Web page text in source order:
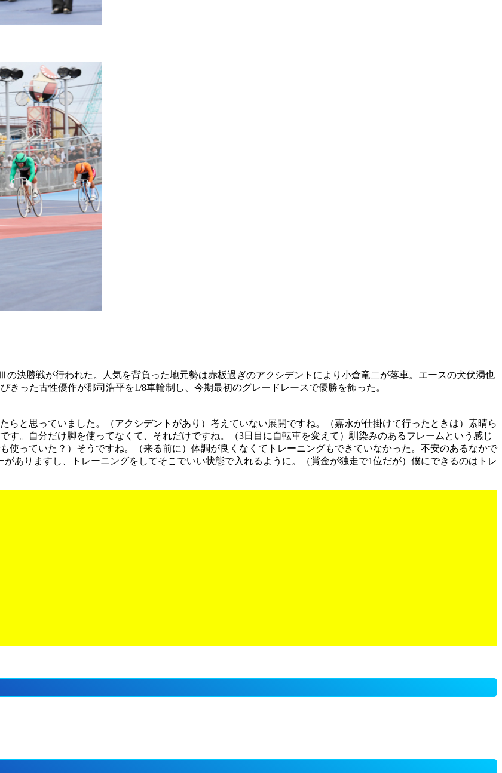
決勝戦が行われた。人気を背負った地元勢は赤板過ぎのアクシデントにより小倉竜二が落車。エースの犬伏湧也
きった古性優作が郡司浩平を1/8車輪制し、今期最初のグレードレースで優勝を飾った。
らと思っていました。（アクシデントがあり）考えていない展開ですね。（嘉永が仕掛けて行ったときは）素晴ら
す。自分だけ脚を使ってなくて、それだけですね。（3日目に自転車を変えて）馴染みのあるフレームという感じ
使っていた？）そうですね。（来る前に）体調が良くなくてトレーニングもできていなかった。不安のあるなかで
ありますし、トレーニングをしてそこでいい状態で入れるように。（賞金が独走で1位だが）僕にできるのはトレ